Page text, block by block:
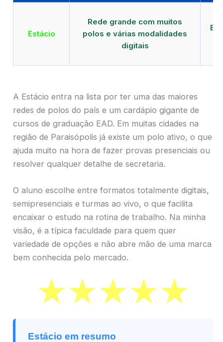
Estácio
Rede grande com muitos
polos e várias modalidades
digitais
A Estácio entra na lista por ter uma das maiores
redes de polos do país e um cardápio gigante de
cursos de graduação EAD. Em muitas cidades na
região de Paraisópolis já existe um polo ativo, o que
ajuda muito na hora de fazer provas presenciais ou
resolver qualquer detalhe de secretaria.
O aluno escolhe entre formatos totalmente digitais,
semipresenciais e turmas ao vivo, o que facilita
encaixar o estudo na rotina de trabalho. Na minha
visão, é a típica faculdade para quem quer
variedade de opções e não abre mão de uma marca
bem conhecida pelo mercado.
Estácio em resumo